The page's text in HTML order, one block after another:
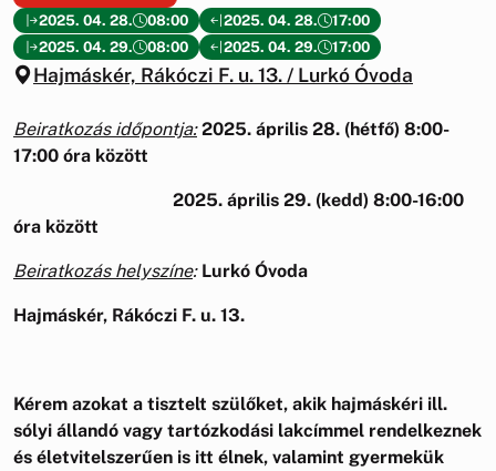
2025. 04. 28. 08:00 2025. 04. 28.
17:00
2025. 04. 29.
08:00 2025. 04. 29. 17:00
Hajmáskér, Rákóczi F. u. 13. / Lurkó Óvoda
Beiratkozás időpontja:2025. április 28. (hétfő) 8:00-
17:00 óra között
2025. április 29. (kedd) 8:00-16:00
óra között
Beiratkozás helyszíne:Lurkó Óvoda
Hajmáskér, Rákóczi F. u. 13.
Kérem azokat a tisztelt szülőket, akik hajmáskéri ill.
sólyi állandó vagy tartózkodási lakcímmel rendelkeznek
és életvitelszerűen is itt élnek, valamint gyermekük